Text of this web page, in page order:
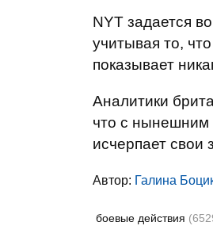
NYT задается
учитывая то,
показывает
Аналитики
что с нынешним
исчерпает
Автор: Галина
боевые действия